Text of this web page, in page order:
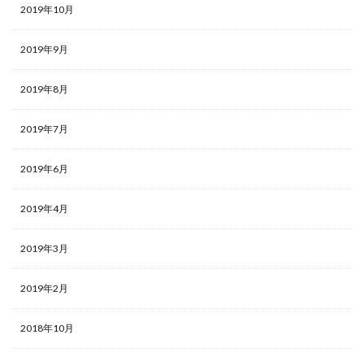
2019年10月
2019年9月
2019年8月
2019年7月
2019年6月
2019年4月
2019年3月
2019年2月
2018年10月